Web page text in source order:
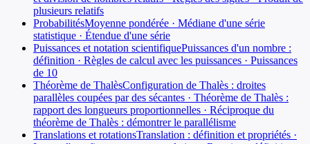
plusieurs relatifs
ProbabilitésMoyenne pondérée · Médiane d'une série
statistique · Étendue d'une série
Puissances et notation scientifiquePuissances d'un nombre :
définition · Règles de calcul avec les puissances · Puissances
de 10
Théorème de ThalèsConfiguration de Thalès : droites
parallèles coupées par des sécantes · Théorème de Thalès :
rapport des longueurs proportionnelles · Réciproque du
théorème de Thalès : démontrer le parallélisme
Translations et rotationsTranslation : définition et propriétés ·